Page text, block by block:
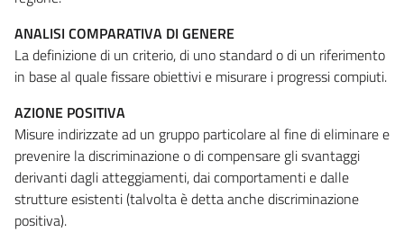
ANALISI COMPARATIVA DI GENERE
La definizione di un criterio, di uno standard o di un riferimento
in base al quale fissare obiettivi e misurare i progressi compiuti.
AZIONE POSITIVA
Misure indirizzate ad un gruppo particolare al fine di eliminare e
prevenire la discriminazione o di compensare gli svantaggi
derivanti dagli atteggiamenti, dai comportamenti e dalle
strutture esistenti (talvolta è detta anche discriminazione
positiva).